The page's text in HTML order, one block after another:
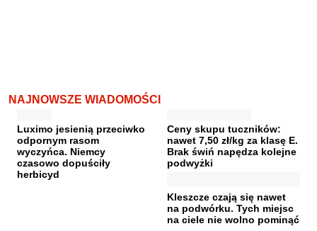
NAJNOWSZE WIADOMOŚCI
Luximo jesienią przeciwko
odpornym rasom
wyczyńca. Niemcy
czasowo dopuściły
herbicyd
Ceny skupu tuczników:
nawet 7,50 zł/kg za klasę E.
Brak świń napędza kolejne
podwyżki
Kleszcze czają się nawet
na podwórku. Tych miejsc
na ciele nie wolno pominąć